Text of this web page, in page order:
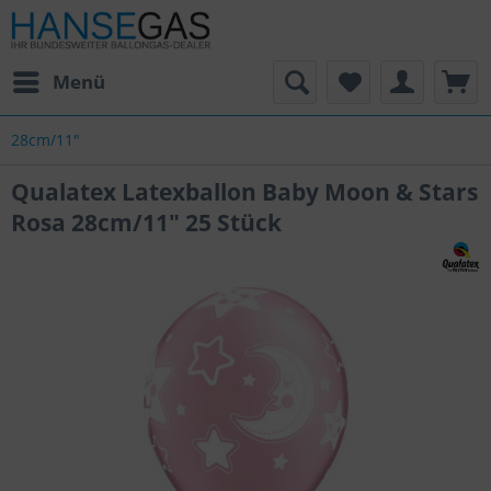
Menü
28cm/11"
Qualatex Latexballon Baby Moon & Stars
Rosa 28cm/11" 25 Stück